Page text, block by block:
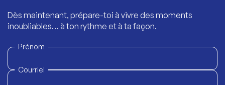
Dès maintenant, prépare-toi à vivre des moments
inoubliables… à ton rythme et à ta façon.
Prénom
Courriel